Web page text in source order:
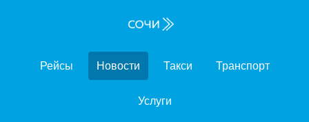
Рейсы Новости Такси Транспорт
Услуги